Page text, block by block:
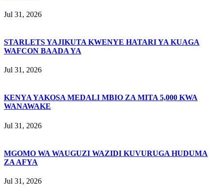
Jul 31, 2026
STARLETS YAJIKUTA KWENYE HATARI YA KUAGA
WAFCON BAADA YA
Jul 31, 2026
KENYA YAKOSA MEDALI MBIO ZA MITA 5,000 KWA
WANAWAKE
Jul 31, 2026
MGOMO WA WAUGUZI WAZIDI KUVURUGA HUDUMA
ZA AFYA
Jul 31, 2026